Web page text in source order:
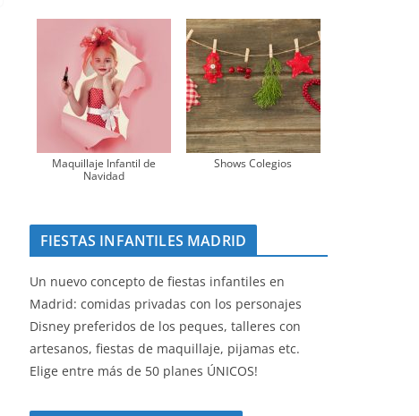
Maquillaje Infantil de
Navidad
Shows Colegios
FIESTAS INFANTILES MADRID
Un nuevo concepto de fiestas infantiles en
Madrid: comidas privadas con los personajes
Disney preferidos de los peques, talleres con
artesanos, fiestas de maquillaje, pijamas etc.
Elige entre más de 50 planes ÚNICOS!